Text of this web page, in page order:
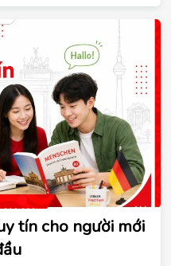
bạn có cái nhìn rõ ràng
với năng lực học tập
tín cho người mới